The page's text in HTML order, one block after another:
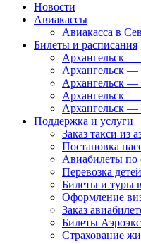
Новости
Авиакассы
Авиакасса в
Билеты и расписания
Архангельск —
Архангельск —
Архангельск
Архангельск
Архангельск —
Поддержка и услуги
Заказ такси из
Постановка
Авиабилеты по
Перевозка
Билеты и туры
Оформление
Заказ
Билеты
Страхование